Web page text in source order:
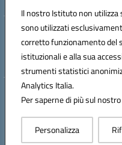
Il nostro Istituto non
sono utilizzati
corretto funzionamento del
istituzionali e alla sua
strumenti statistici
Analytics Italia.
Per saperne di più sul
Personalizza
Via Luna e Sole, 44 07100,
- Mail:
- C.F. / P.IVA Convitto
Hosting &
Concept &